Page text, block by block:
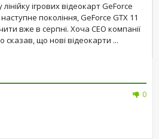
ігрових відеокарт GeForce
покоління, GeForce GTX 11
вже в серпні. Хоча CEO компанії
що нові відеокарти ...
0